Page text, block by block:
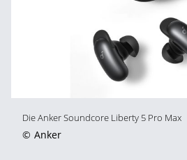
Die Anker Soundcore Liberty 5 Pro Max
© Anker